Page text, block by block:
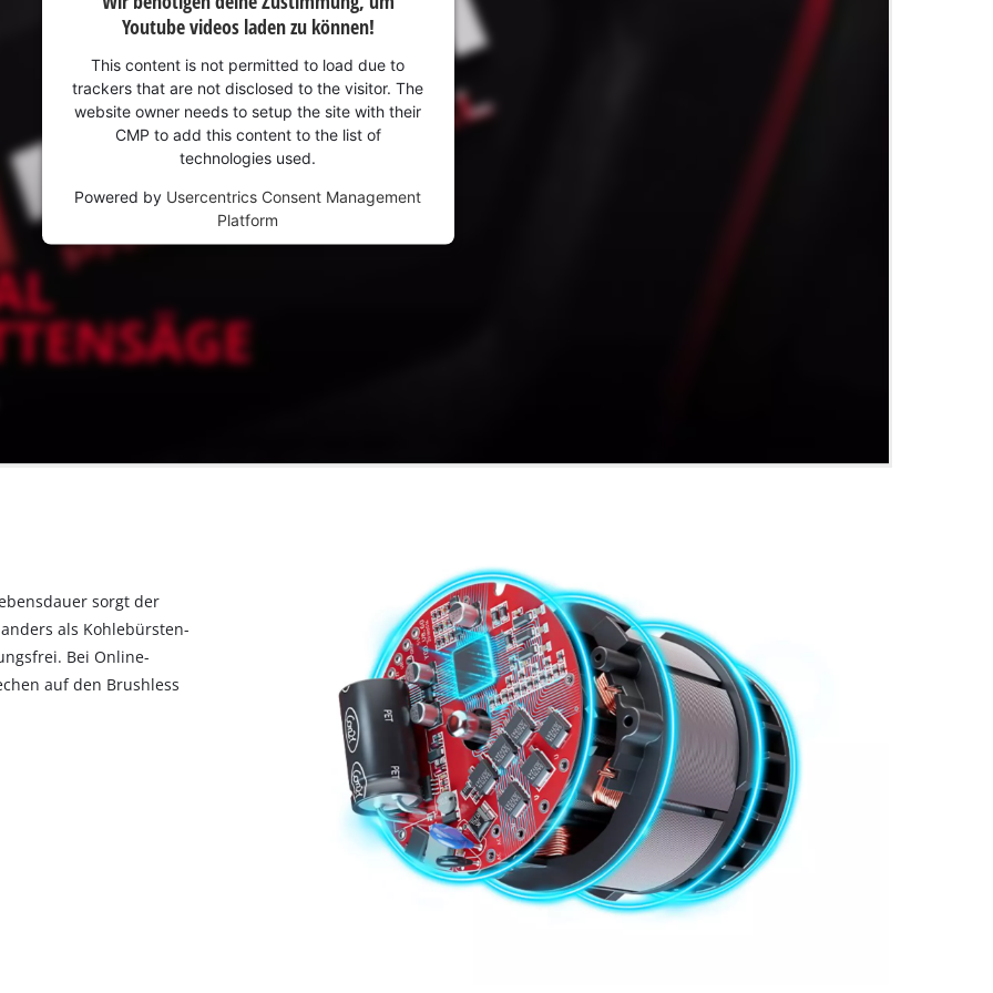
Youtube videos laden zu können!
This content is not permitted to load due to
trackers that are not disclosed to the visitor. The
website owner needs to setup the site with their
CMP to add this content to the list of
technologies used.
Powered by Usercentrics Consent Management
Platform
sorgt der
als Kohlebürsten-
Bei Online-
auf den Brushless